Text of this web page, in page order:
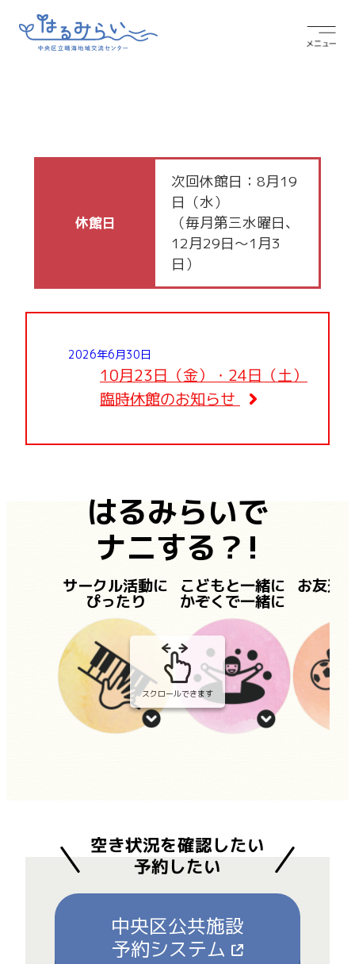
休館日
次回休館日：8月19
日（水）
（毎月第三水曜日、
12月29日～1月3
日）
2026年6月30日
10月23日（金）・24日（土）
臨時休館のお知らせ
はるみらいで
ナニする？!
サークル活動に
ぴったり
こどもと一緒に
かぞくで一緒に
お友達
スクロールできます
空き状況を確認したい
予約したい
中央区公共施設
予約システム